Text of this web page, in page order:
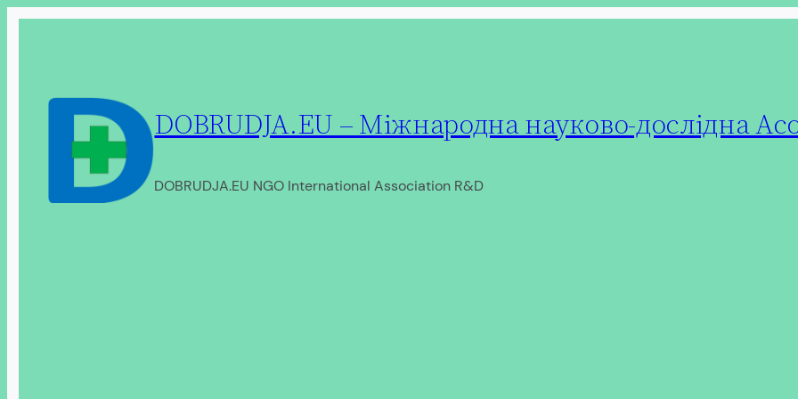
DOBRUDJA.EU – Міжнародна науково-дослідна
DOBRUDJA.EU NGO International Association R&D